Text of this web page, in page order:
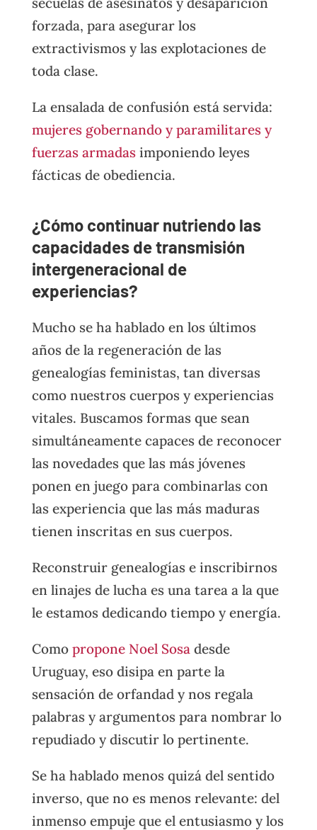
forzada, para asegurar los
extractivismos y las explotaciones de
toda clase.
La ensalada de confusión está servida:
mujeres gobernando y paramilitares y
fuerzas armadasimponiendo leyes
fácticas de obediencia.
¿Cómo continuar nutriendo las
capacidades de transmisión
intergeneracional de
experiencias?
Mucho se ha hablado en los últimos
años de la regeneración de las
genealogías feministas, tan diversas
como nuestros cuerpos y experiencias
vitales. Buscamos formas que sean
simultáneamente capaces de reconocer
las novedades que las más jóvenes
ponen en juego para combinarlas con
las experiencia que las más maduras
tienen inscritas en sus cuerpos.
Reconstruir genealogías e inscribirnos
en linajes de lucha es una tarea a la que
le estamos dedicando tiempo y energía.
Como propone Noel Sosadesde
Uruguay, eso disipa en parte la
sensación de orfandad y nos regala
palabras y argumentos para nombrar lo
repudiado y discutir lo pertinente.
Se ha hablado menos quizá del sentido
inverso, que no es menos relevante: del
inmenso empuje que el entusiasmo y los